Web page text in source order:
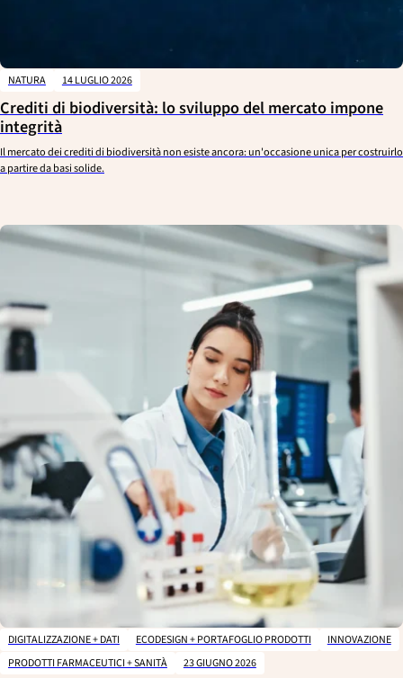
NATURA 14 LUGLIO 2026
Crediti di biodiversità: lo sviluppo del mercato impone
integrità
Il mercato dei crediti di biodiversità non esiste ancora: un'occasione unica per costruirlo
a partire da basi solide.
DIGITALIZZAZIONE + DATI ECODESIGN + PORTAFOGLIO PRODOTTI
INNOVAZIONE
PRODOTTI FARMACEUTICI + SANITÀ
23 GIUGNO 2026